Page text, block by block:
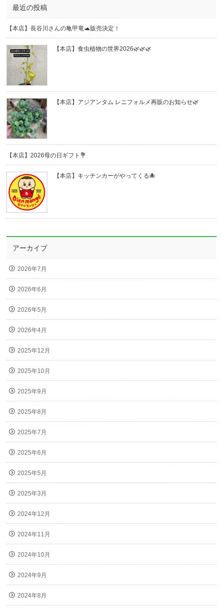
最近の投稿
【本店】長谷川さんの亀甲竜🐢販売決定！
【本店】食虫植物の世界2026🌿🌿🌿
【本店】アジアンタム レニフォルメ再販のお知らせ🌿
【本店】2026母の日ギフト💐
【本店】キッチンカーがやってくる🐙
アーカイブ
2026年7月
2026年6月
2026年5月
2026年4月
2025年12月
2025年10月
2025年9月
2025年8月
2025年7月
2025年6月
2025年5月
2025年3月
2024年12月
2024年11月
2024年10月
2024年9月
2024年8月